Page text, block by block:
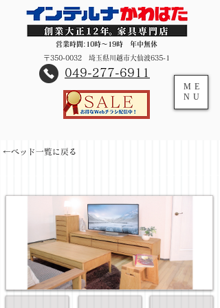
営業時間:10時～19時 年中無休
〒350-0032 埼玉県川越市大仙波635-1
​049-277-6911
ME
NU
←ベッド一覧に戻る